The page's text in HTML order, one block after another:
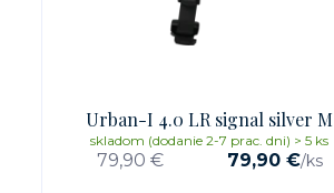
Urban-I 4.0 LR signal silver M
79,90 € 79,90 €/ks
skladom (dodanie 2-7 prac. dni) > 5 ks